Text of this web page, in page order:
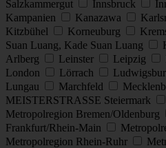
Salzkammergut
Innsbruck
Kampanien
Kanazawa
Kitzbühel
Korneuburg
Suan Luang, Kade Suan Luang
Arlberg
Leinster Leipzig
London
Lörrach
Lungau
Marchfeld
MEISTERSTRASSE Steiermark
Metropolregion Bremen/Oldenburg
Frankfurt/Rhein-Main
Metropolregion Rhein-Ruhr